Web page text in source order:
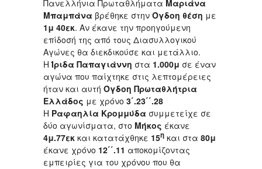
Πανελλήνια Πρωταθλήματα Μαριάνα
Μπαμπάνα βρέθηκε στην Όγδοη θέση με
1μ 40εκ. Αν έκανε την προηγούμενη
επίδοσή της από τους Διασυλλογικού
Αγώνες θα διεκδικούσε και μετάλλιο.
ΗΊριδα Παπαγιάννη στα 1.000μ σε έναν
αγώνα που παίχτηκε στις λεπτομέρειες
ήταν και αυτή Όγδοη Πρωταθλήτρια
Ελλάδος με χρόνο 3΄.23΄΄.28
Η Ραφαηλία Κρομμύδα συμμετείχε σε
δύο αγωνίσματα, στο Μήκος έκανε
4μ.77εκ και κατατάχθηκε 15η και στα 80μ
έκανε χρόνο 12΄΄.11 αποκομίζοντας
εμπειρίες για του χρόνου που θα